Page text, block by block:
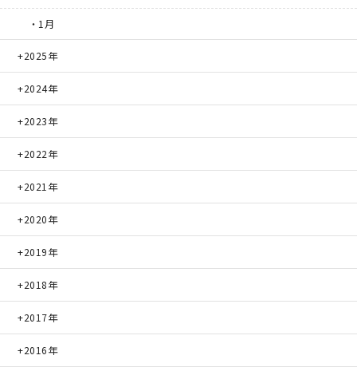
・1月
2025年
2024年
2023年
2022年
2021年
2020年
2019年
2018年
2017年
2016年